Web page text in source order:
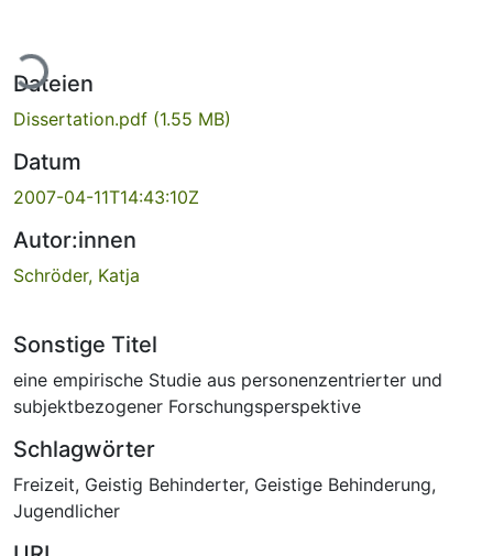
Dateien
Dissertation.pdf (1.55 MB)
Datum
2007-04-11T14:43:10Z
Autor:innen
Schröder, Katja
Sonstige Titel
eine empirische Studie aus personenzentrierter und
subjektbezogener Forschungsperspektive
Schlagwörter
Freizeit, Geistig Behinderter, Geistige Behinderung,
Jugendlicher